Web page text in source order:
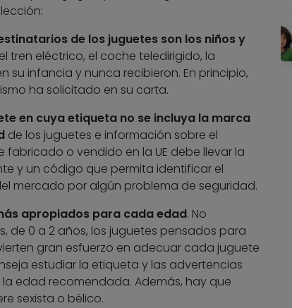
de los juguetes son los niños y
tren eléctrico, el coche teledirigido, la
su infancia y nunca recibieron. En principio,
ha solicitado en su carta.
en cuya etiqueta no se incluya la marca
de los juguetes e información sobre el
o vendido en la UE debe llevar la
y un código que permita identificar el
mercado por algún problema de seguridad.
apropiados para cada edad. No
de 0 a 2 años, los juguetes pensados para
gran esfuerzo en adecuar cada juguete
estudiar la etiqueta y las advertencias
edad recomendada. Además, hay que
sexista o bélico.